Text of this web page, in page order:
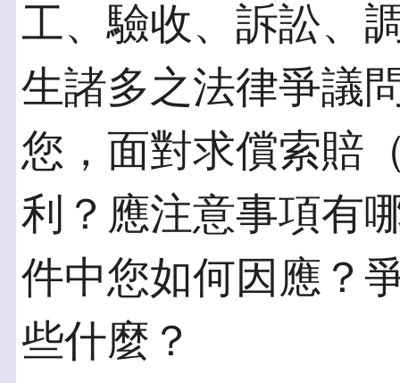
工、驗收、訴訟、
生諸多之法律爭議
您，面對求償索賠
利？應注意事項有
件中您如何因應？
些什麼？